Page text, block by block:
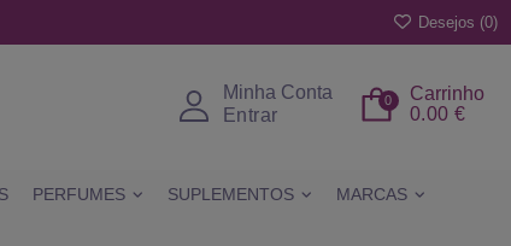
Desejos (0)
Minha Conta
Entrar
Carrinho
0
0.00 €
PERFUMES SUPLEMENTOS MARCAS